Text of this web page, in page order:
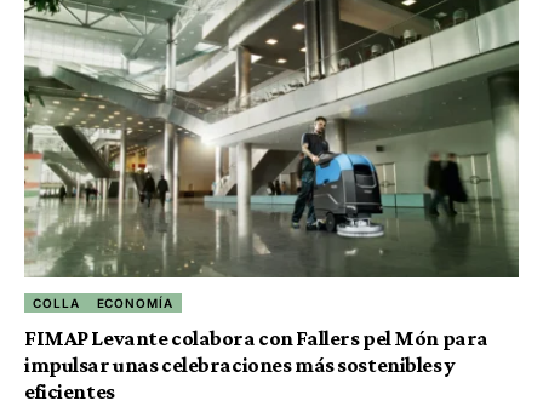
COLLA ECONOMÍA
FIMAP Levante colabora con Fallers pel Món para
impulsar unas celebraciones más sostenibles y
eficientes